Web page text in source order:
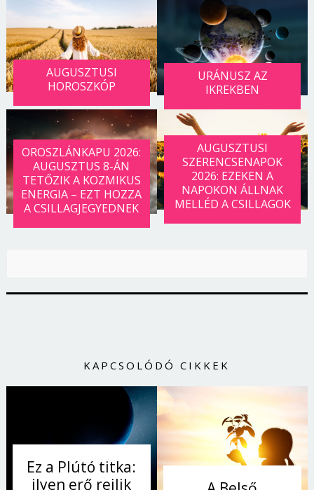
AUGUSZTUSI
HOROSZKÓP
URÁNUSZ AZ
IKREKBEN
OROSZLÁNKAPU 2026:
AUGUSZTUS 8-ÁN
TETŐZIK A KOZMIKUS
ENERGIA – EZT HOZZA
A CSILLAGJEGYEDNEK
AUGUSZTUSI
SZERENCSENAPOK
2026: EZEKEN A
NAPOKON ÁLLNAK
MELLÉD A CSILLAGOK
KAPCSOLÓDÓ CIKKEK
Ez a Plútó titka:
ilyen erő rejlik
Borsonline bejelentkezés
E-mail cím vagy felhasználónév